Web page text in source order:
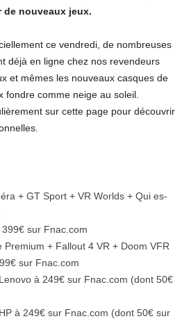
de nouveaux jeux.
ce vendredi, de nombreuses
déjà en ligne chez nos revendeurs
et mêmes les nouveaux casques de
fondre comme neige au soleil.
sur cette page pour découvrir
+ GT Sport + VR Worlds + Qui es-
sur Fnac.com
Premium + Fallout 4 VR + Doom VFR
sur Fnac.com
à 249€ sur Fnac.com (dont 50€
à 249€ sur Fnac.com (dont 50€ sur